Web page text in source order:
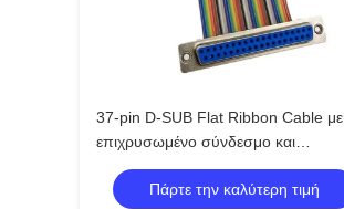
37-pin D-SUB Flat Ribbon Cable με
επιχρυσωμένο σύνδεσμο και
προσαρμόσιμο μήκος DB37 PIN
Connector Cable Assembly
Πάρτε την καλύτερη τιμή